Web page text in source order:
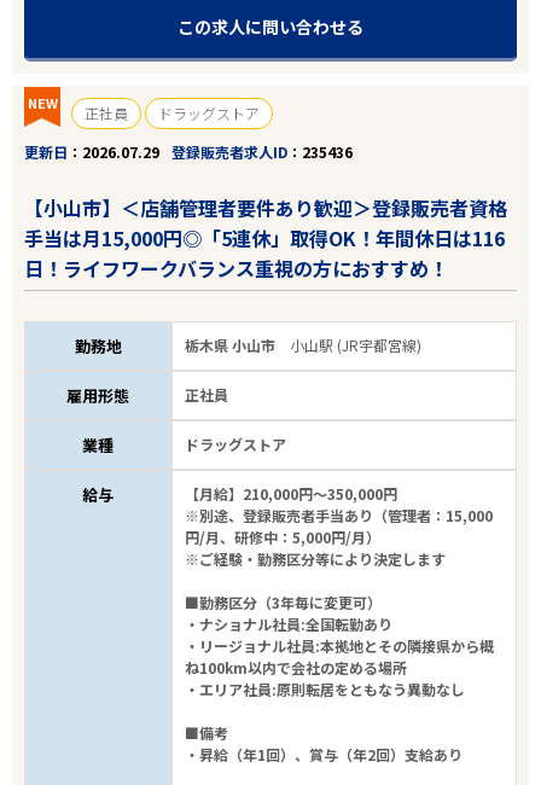
この求人に問い合わせる
NEW 正社員
ドラッグストア
更新日
2026.07.29 登録販売者求人ID 235436
【小山市】＜店舗管理者要件あり歓迎＞登録販売者資格
手当は月15,000円◎「5連休」取得OK！年間休日は116
日！ライフワークバランス重視の方におすすめ！
勤務地 栃木県 小山市 小山駅 (JR宇都宮線)
雇用形態 正社員
業種 ドラッグストア
給与
【月給】210,000円～350,000円
※別途、登録販売者手当あり（管理者：15,000
円/月、研修中：5,000円/月）
※ご経験・勤務区分等により決定します
■勤務区分（3年毎に変更可）
・ナショナル社員:全国転勤あり
・リージョナル社員:本拠地とその隣接県から概
ね100km以内で会社の定める場所
・エリア社員:原則転居をともなう異動なし
■備考
・昇給（年1回）、賞与（年2回）支給あり